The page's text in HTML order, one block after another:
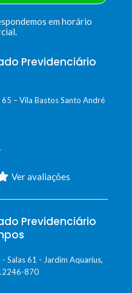
em horário
Previdenciário
– Vila Bastos Santo André
Ver avaliações
Previdenciário
- Salas 61 - Jardim Aquarius,
870